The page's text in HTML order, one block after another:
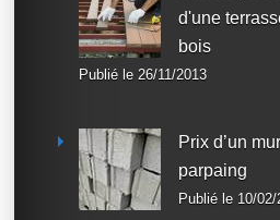
d'une
bois
Publié le 26/11/2013
Prix d’un
parpaing
Publié le 10/02/